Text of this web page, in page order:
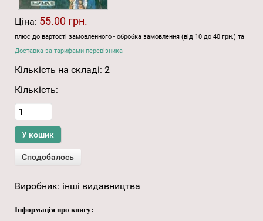
Ціна: 55.00 грн.
плюс до вартості замовленного - обробка замовлення (від 10 до 40 грн.) та
Доставка за тарифами перевізника
Кількість на складі: 2
Кількість:
Виробник: інші видавництва
Інформація про книгу: